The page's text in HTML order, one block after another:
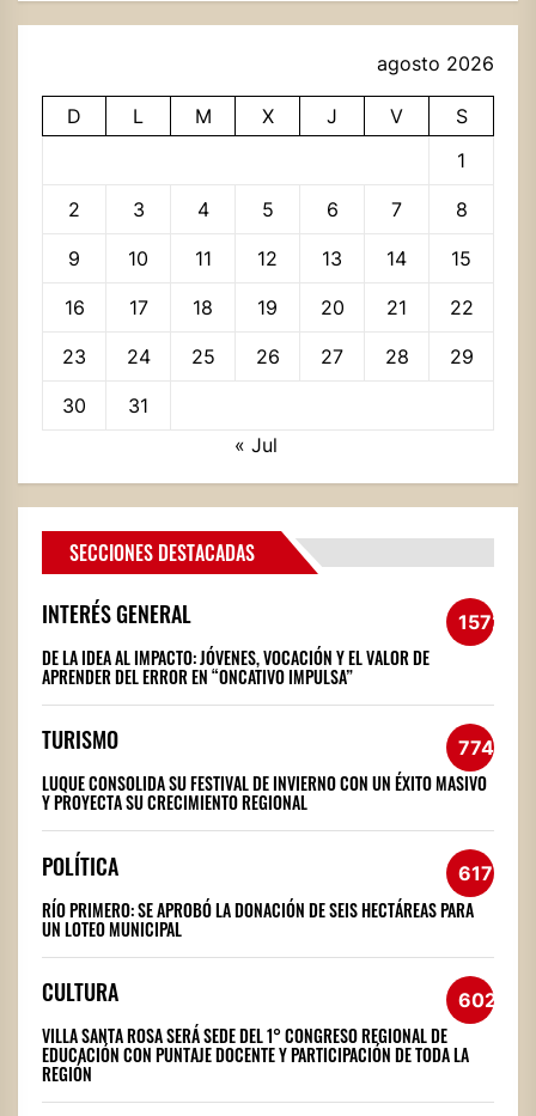
agosto 2026
D L M X J V
S
1
2 3 4 5 6 7 8
9 10 11 12 13 14 15
16 17 18 19 20 21 22
23 24 25 26 27 28 29
30
31
« Jul
SECCIONES DESTACADAS
INTERÉS GENERAL 1572
DE LA IDEA AL IMPACTO: JÓVENES, VOCACIÓN Y EL VALOR DE
APRENDER DEL ERROR EN “ONCATIVO IMPULSA”
TURISMO 774
LUQUE CONSOLIDA SU FESTIVAL DE INVIERNO CON UN ÉXITO MASIVO
Y PROYECTA SU CRECIMIENTO REGIONAL
POLÍTICA 617
RÍO PRIMERO: SE APROBÓ LA DONACIÓN DE SEIS HECTÁREAS PARA
UN LOTEO MUNICIPAL
CULTURA 602
VILLA SANTA ROSA SERÁ SEDE DEL 1° CONGRESO REGIONAL DE
EDUCACIÓN CON PUNTAJE DOCENTE Y PARTICIPACIÓN DE TODA LA
REGIÓN